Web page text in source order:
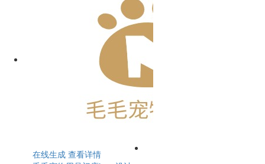
在线生成 查看详情